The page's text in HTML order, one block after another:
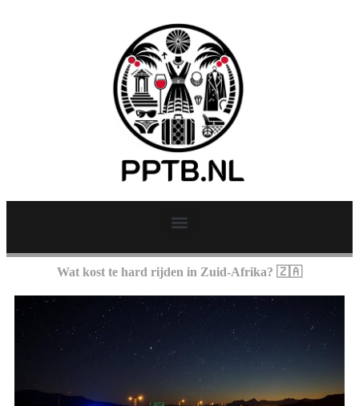
Wat kost te hard rijden in Zuid-Afrika? 🇿🇦